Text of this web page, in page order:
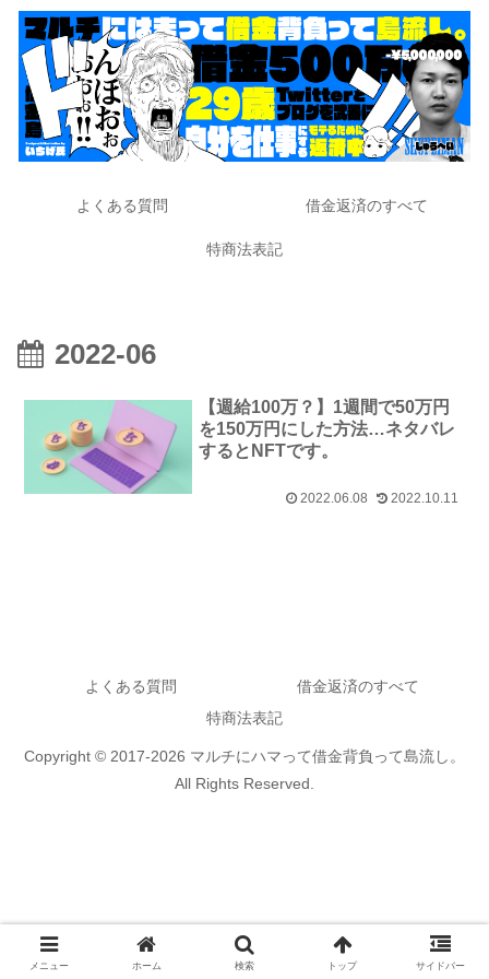
よくある質問 借金返済のすべて
特商法表記
2022-06
【週給100万？】1週間で50万円
を150万円にした方法…ネタバレ
するとNFTです。
2022.06.08 2022.10.11
よくある質問
借金返済のすべて
特商法表記
Copyright © 2017-2026 マルチにハマって借金背負って島流し。
All Rights Reserved.
メニュー ホーム 検索 トップ サイドバー